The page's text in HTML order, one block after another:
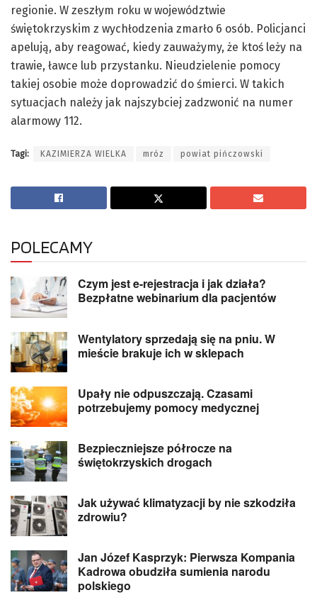
regionie. W zeszłym roku w województwie
świętokrzyskim z wychłodzenia zmarło 6 osób. Policjanci
apelują, aby reagować, kiedy zauważymy, że ktoś leży na
trawie, ławce lub przystanku. Nieudzielenie pomocy
takiej osobie może doprowadzić do śmierci. W takich
sytuacjach należy jak najszybciej zadzwonić na numer
alarmowy 112.
Tagi: KAZIMIERZA WIELKA mróz powiat pińczowski
POLECAMY
Czym jest e-rejestracja i jak działa?
Bezpłatne webinarium dla pacjentów
Wentylatory sprzedają się na pniu. W
mieście brakuje ich w sklepach
Upały nie odpuszczają. Czasami
potrzebujemy pomocy medycznej
Bezpieczniejsze półrocze na
świętokrzyskich drogach
Jak używać klimatyzacji by nie szkodziła
zdrowiu?
Jan Józef Kasprzyk: Pierwsza Kompania
Kadrowa obudziła sumienia narodu
polskiego